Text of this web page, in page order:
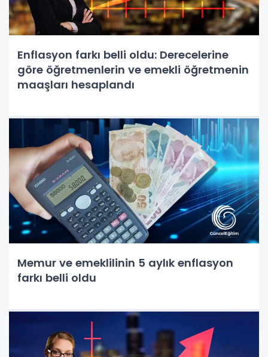
Enflasyon farkı belli oldu: Derecelerine
göre öğretmenlerin ve emekli öğretmenin
maaşları hesaplandı
Memur ve emeklilinin 5 aylık enflasyon
farkı belli oldu